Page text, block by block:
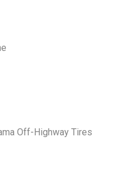
Off-Highway Tires